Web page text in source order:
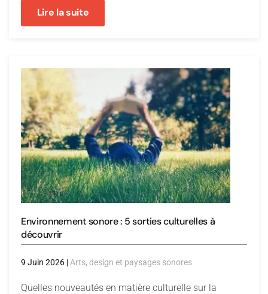
Lire la suite
Environnement sonore : 5 sorties culturelles à
découvrir
9 Juin 2026 | Arts, design et paysages sonores
Quelles nouveautés en matière culturelle sur la